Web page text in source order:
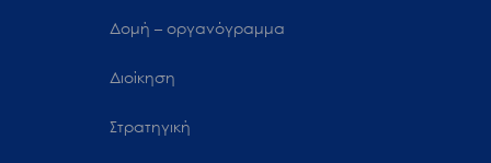
Δομή – οργανόγραμμα
Διοίκηση
Στρατηγική